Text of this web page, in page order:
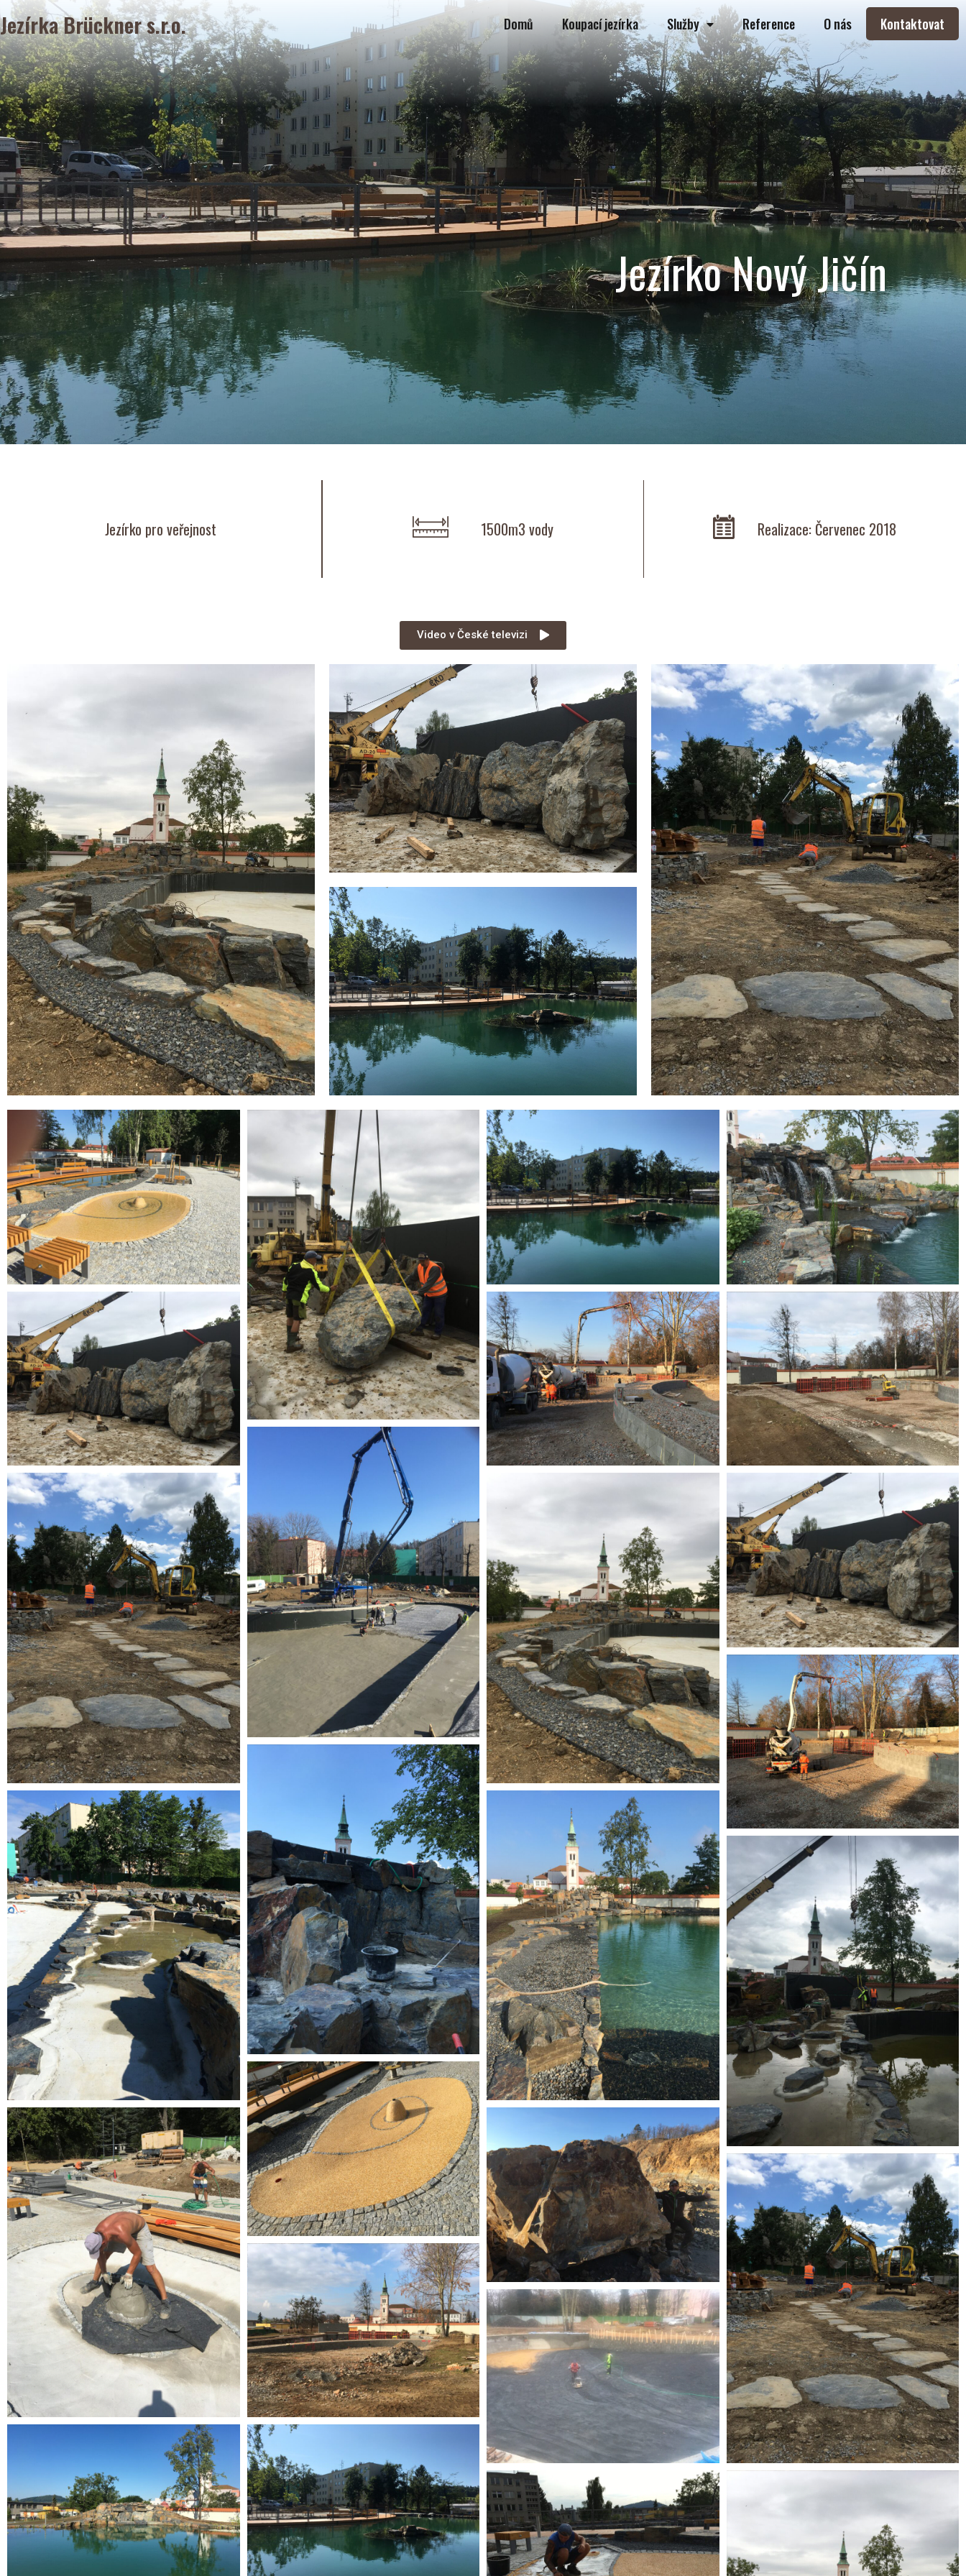
Jezírka Brückner s.r.o. Domů Koupací jezírka Služby Reference O nás Kontaktovat
Jezírko Nový Jičín
Jezírko Nový Jičín
Jezírko pro veřejnost 1500m3 vody Realizace: Červenec 2018
Video v České televizi